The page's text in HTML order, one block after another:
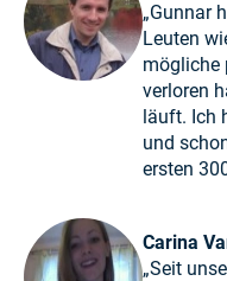
„Gunnar
Leuten
mögliche
verloren
läuft. Ich
und
ersten
Carina
„Seit